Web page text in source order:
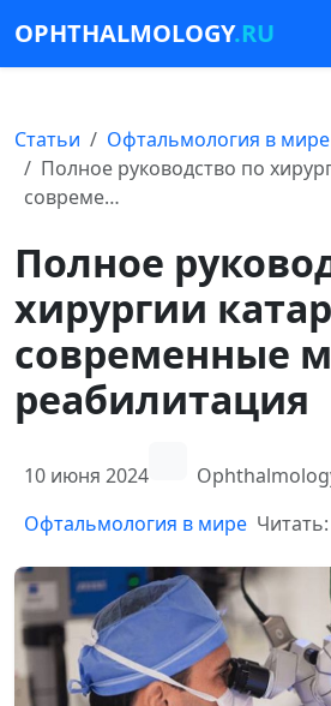
OPHTHALMOLOGY.RU
Статьи
Офтальмология в мире
Полное руководство по
совреме…
Полное
хирургии
современные
реабилитация
10 июня 2024
Офтальмология в мире